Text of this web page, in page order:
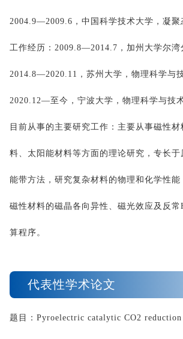
2004.9—2009.6 ，中国科学技术大学，凝
工作经历： 2009.8—2014.7 ，加州 大学尔湾
2014.8—2020.11 ，苏州大学，物理科学与
2020.12—至今，宁波大学，物理科学与技
目前从事的主要研究工作：主要从事磁性
料、太阳能材料等方面的理论研究，专长于
能带方法，研究复杂材料的物理和化学性
磁性材料的磁晶各向异性、磁光效应及反常
算程序。
代表性学术论文
题目： Pyroelectric catalytic CO2